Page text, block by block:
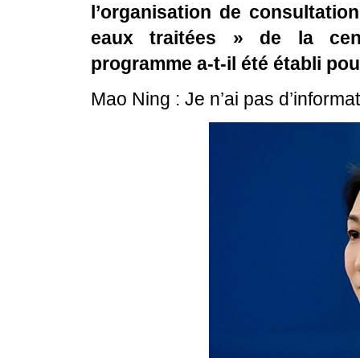
l’organisation de
eaux traitées » de la
programme a-t-il été établi
Mao Ning : Je n’ai pas